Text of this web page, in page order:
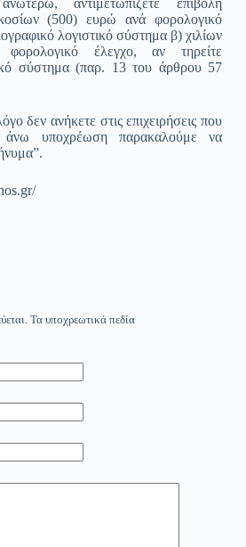
(500) ευρώ ανά φορολογικό
λογιστικό σύστημα β) χιλίων
έλεγχο, αν τηρείτε
σύστημα (παρ. 13 του άρθρου 57
δεν ανήκετε στις επιχειρήσεις που
άνω υποχρέωση παρακαλούμε να
Τα υποχρεωτικά πεδία